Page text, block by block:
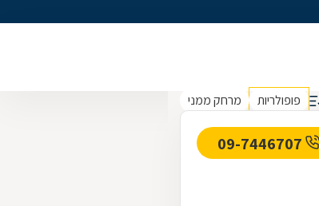
פופולריות מרחק ממני